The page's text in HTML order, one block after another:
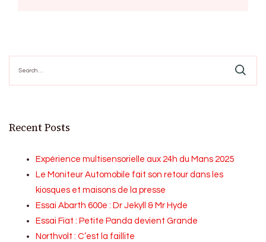
for:
Recent Posts
Expérience multisensorielle aux 24h du Mans 2025
Le Moniteur Automobile fait son retour dans les
kiosques et maisons de la presse
Essai Abarth 600e : Dr Jekyll & Mr Hyde
Essai Fiat : Petite Panda devient Grande
Northvolt : C’est la faillite